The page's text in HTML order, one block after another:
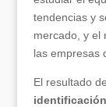
tendencias y
mercado, y el
las empresas
El resultado